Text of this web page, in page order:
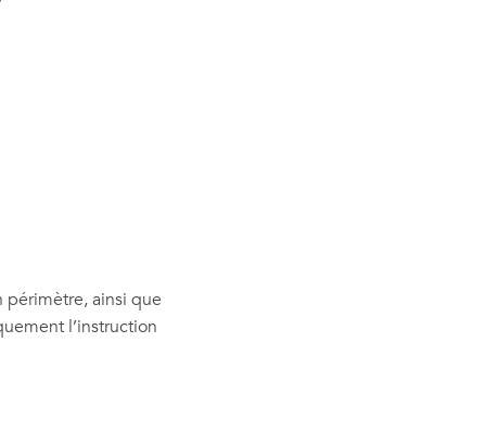
favoris
périmètre, ainsi que
l’instruction